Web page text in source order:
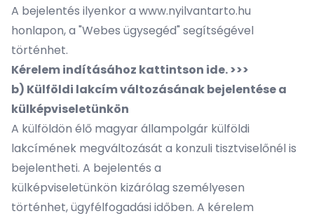
A bejelentés ilyenkor a www.nyilvantarto.hu
honlapon, a "Webes ügysegéd" segítségével
történhet.
Kérelem indításához kattintson ide. >>>
b) Külföldi lakcím változásának bejelentése a
külképviseletünkön
A külföldön élő magyar állampolgár külföldi
lakcímének megváltozását a konzuli tisztviselőnél is
bejelentheti. A bejelentés a
külképviseletünkön kizárólag személyesen
történhet, ügyfélfogadási időben. A kérelem